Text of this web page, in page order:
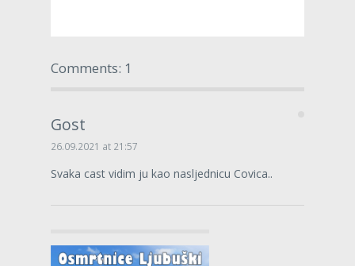
Comments: 1
Gost
26.09.2021 at 21:57
Svaka cast vidim ju kao nasljednicu Covica..